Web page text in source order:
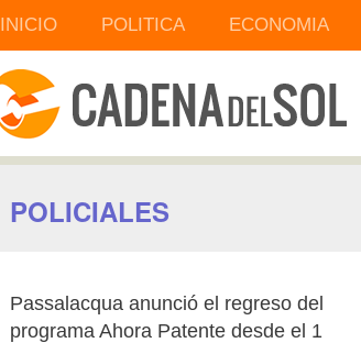
INICIO POLITICA ECONOMIA
POLICIALES
Passalacqua anunció el regreso del
programa Ahora Patente desde el 1